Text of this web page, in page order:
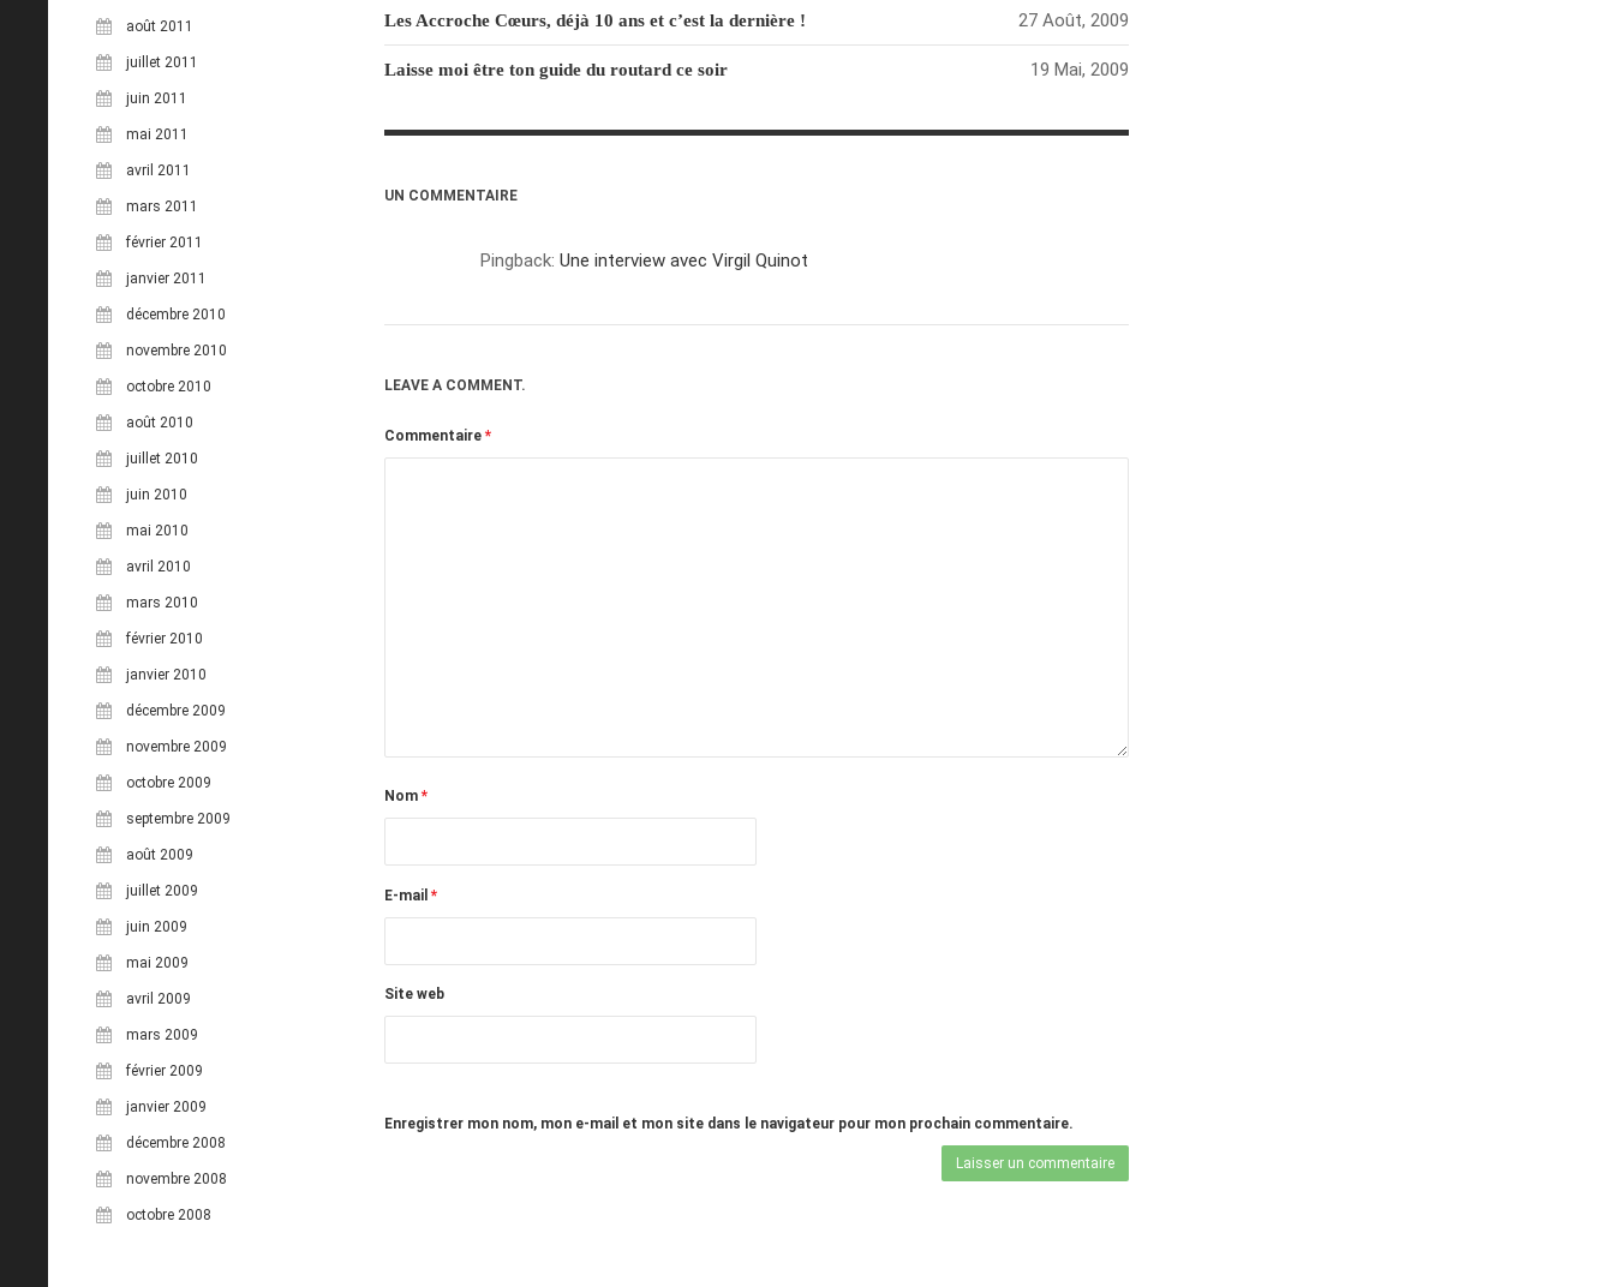
août 2011
juillet 2011
juin 2011
mai 2011
avril 2011
mars 2011
février 2011
janvier 2011
décembre 2010
novembre 2010
octobre 2010
août 2010
juillet 2010
juin 2010
mai 2010
avril 2010
mars 2010
février 2010
janvier 2010
décembre 2009
novembre 2009
octobre 2009
septembre 2009
août 2009
juillet 2009
juin 2009
mai 2009
avril 2009
mars 2009
février 2009
janvier 2009
décembre 2008
novembre 2008
octobre 2008
Les Accroche Cœurs, déjà 10 ans et c’est la dernière ! 27 Août, 2009
Laisse moi être ton guide du routard ce soir 19 Mai, 2009
UN COMMENTAIRE
Pingback: Une interview avec Virgil Quinot
LEAVE A COMMENT.
Commentaire *
Nom *
E-mail *
Site web
Enregistrer mon nom, mon e-mail et mon site dans le navigateur pour mon prochain commentaire.